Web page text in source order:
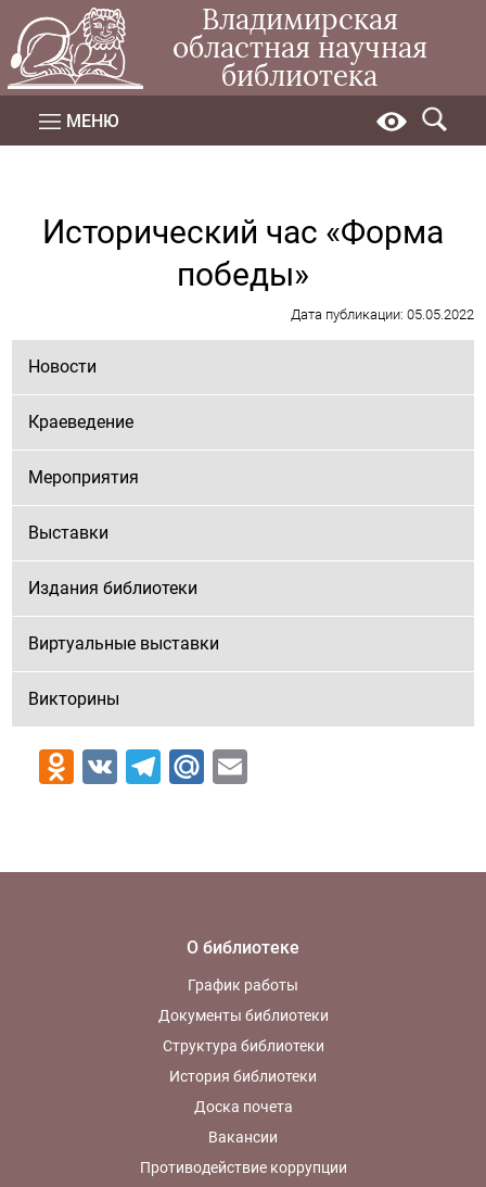
Владимирская
областная научная
библиотека
МЕНЮ
Исторический час «Форма
победы»
Дата публикации: 05.05.2022
Новости
Краеведение
Мероприятия
Выставки
Издания библиотеки
Виртуальные выставки
Викторины
Odnoklassniki
VK Telegram
Mail.Ru
О библиотеке
График работы
Документы библиотеки
Структура библиотеки
История библиотеки
Доска почета
Вакансии
Противодействие коррупции